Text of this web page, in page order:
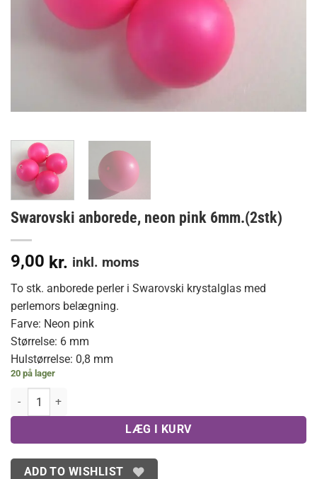
Swarovski anborede, neon pink 6mm.(2stk)
9,00 kr. inkl. moms
To stk. anborede perler i Swarovski krystalglas med
perlemors belægning.
Farve: Neon pink
Størrelse: 6 mm
Hulstørrelse: 0,8 mm
20 på lager
Swarovski anborede, neon pink 6mm.(2stk) antal
LÆG I KURV
ADD TO WISHLIST